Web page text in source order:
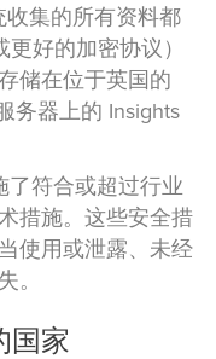
集的所有资料都
好的加密协议）
储在位于英国的
务器上的 Insights
了符合或超过行业
措施。这些安全措
使用或泄露、未经
。
国家